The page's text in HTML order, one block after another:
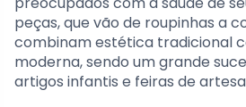
peças, que vão de roupinhas a
combinam estética tradicional
moderna, sendo um grande
artigos infantis e feiras de